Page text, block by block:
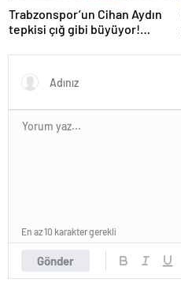
Trabzonspor’un Cihan Aydın
tepkisi çığ gibi büyüyor!
Gönder
En az 10 karakter gerekli